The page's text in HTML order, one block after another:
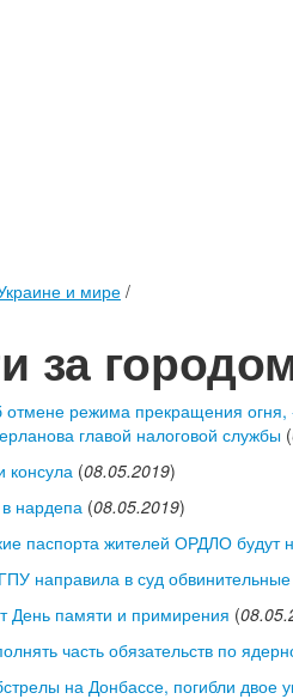
и мире /
за
отмене режима прекращения
главой налоговой службы (
консула (08.05.2019)
нардепа (08.05.2019)
паспорта жителей ОРДЛО будут
направила в суд
День памяти и примирения (
часть обязательств по
на Донбассе, погибли двое